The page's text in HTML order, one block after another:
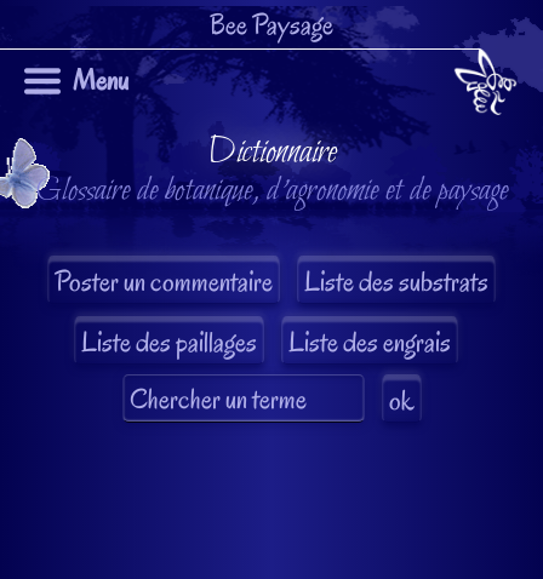
Bee Paysage
Menu
Dictionnaire
Glossaire de botanique, d'agronomie et de paysage
Liste des substrats
Liste des paillages
Liste des engrais